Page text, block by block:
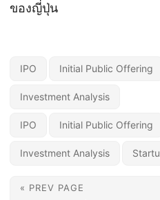
ของญี่ปุ่น
IPO Initial Public Offering
Investment Analysis
IPO Initial Public Offering
Investment Analysis
« PREV PAGE